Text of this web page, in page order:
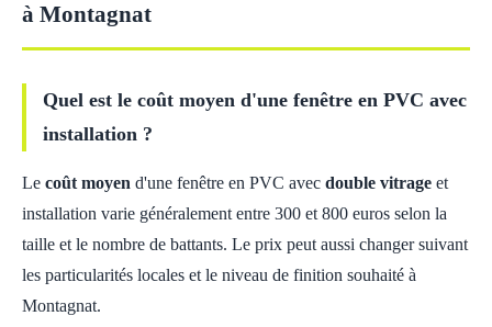
à Montagnat
Quel est le coût moyen d'une fenêtre en PVC avec
installation ?
Le coût moyen d'une fenêtre en PVC avec double vitrage et
installation varie généralement entre 300 et 800 euros selon la
taille et le nombre de battants. Le prix peut aussi changer suivant
les particularités locales et le niveau de finition souhaité à
Montagnat.